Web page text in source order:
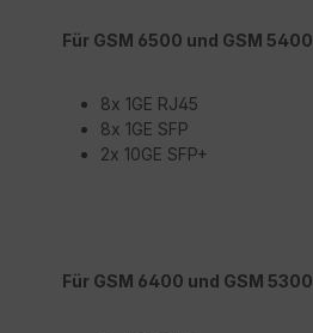
Für GSM 6500 und GSM 5400
8x 1GE RJ45
8x 1GE SFP
2x 10GE SFP+
Für GSM 6400 und GSM 5300